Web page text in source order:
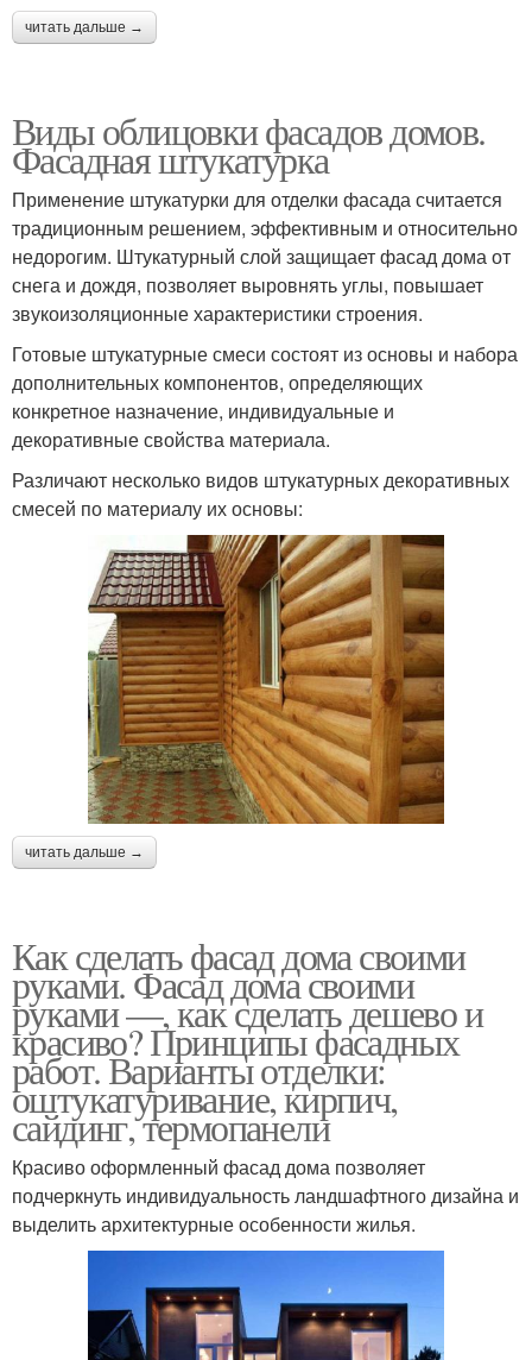
читать дальше →
Виды облицовки фасадов домов.
Фасадная штукатурка
Применение штукатурки для отделки фасада считается
традиционным решением, эффективным и относительно
недорогим. Штукатурный слой защищает фасад дома от
снега и дождя, позволяет выровнять углы, повышает
звукоизоляционные характеристики строения.
Готовые штукатурные смеси состоят из основы и набора
дополнительных компонентов, определяющих
конкретное назначение, индивидуальные и
декоративные свойства материала.
Различают несколько видов штукатурных декоративных
смесей по материалу их основы:
читать дальше →
Как сделать фасад дома своими
руками. Фасад дома своими
руками —, как сделать дешево и
красиво? Принципы фасадных
работ. Варианты отделки:
оштукатуривание, кирпич,
сайдинг, термопанели
Красиво оформленный фасад дома позволяет
подчеркнуть индивидуальность ландшафтного дизайна и
выделить архитектурные особенности жилья.